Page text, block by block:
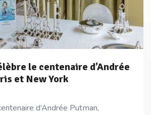
le centenaire d’Andrée
et New York
d’Andrée Putman,